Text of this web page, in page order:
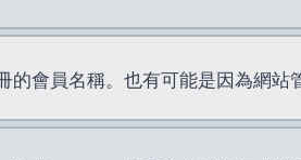
會員名稱。也有可能是因為網站